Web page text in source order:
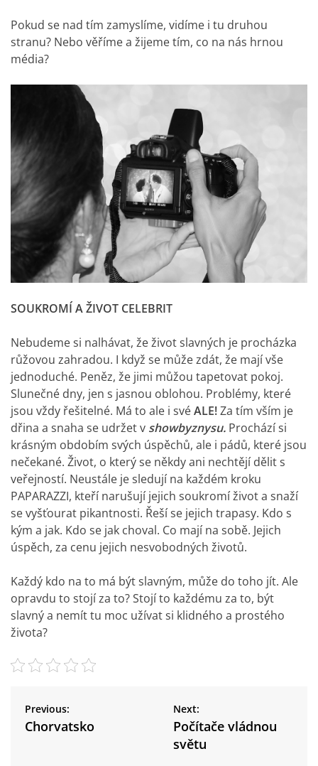
Pokud se nad tím zamyslíme, vidíme i tu druhou
stranu? Nebo věříme a žijeme tím, co na nás hrnou
média?
SOUKROMÍ A ŽIVOT CELEBRIT
Nebudeme si nalhávat, že život slavných je procházka
růžovou zahradou. I když se může zdát, že mají vše
jednoduché. Peněz, že jimi můžou tapetovat pokoj.
Slunečné dny, jen s jasnou oblohou. Problémy, které
jsou vždy řešitelné. Má to ale i svéALE!Za tím vším je
dřina a snaha se udržet v showbyznysu. Prochází si
krásným obdobím svých úspěchů, ale i pádů, které jsou
nečekané. Život, o který se někdy ani nechtějí dělit s
veřejností. Neustále je sledují na každém kroku
PAPARAZZI, kteří narušují jejich soukromí život a snaží
se vyšťourat pikantnosti. Řeší se jejich trapasy. Kdo s
kým a jak. Kdo se jak choval. Co mají na sobě. Jejich
úspěch, za cenu jejich nesvobodných životů.
Každý kdo na to má být slavným, může do toho jít. Ale
opravdu to stojí za to? Stojí to každému za to, být
slavný a nemít tu moc užívat si klidného a prostého
života?
Previous:
Chorvatsko
Next:
Počítače vládnou
světu